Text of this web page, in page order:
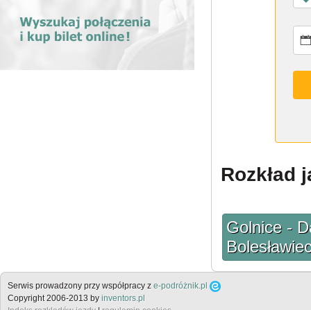
Rozkład
Golnice -
Serwis prowadzony przy współpracy z e-podróżnik.pl
Copyright 2006-2013 by inventors.pl